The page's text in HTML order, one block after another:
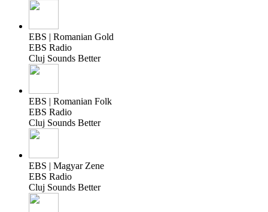
EBS | Romanian Gold
EBS Radio
Cluj Sounds Better
EBS | Romanian Folk
EBS Radio
Cluj Sounds Better
EBS | Magyar Zene
EBS Radio
Cluj Sounds Better